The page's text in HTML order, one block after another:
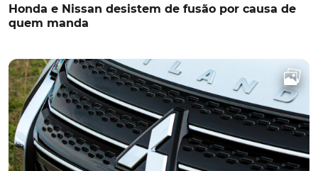
Honda e Nissan desistem de fusão por causa de
quem manda